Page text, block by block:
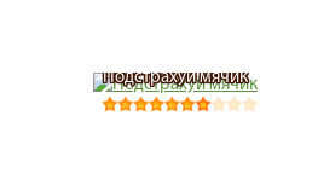
Подстрахуй мячик